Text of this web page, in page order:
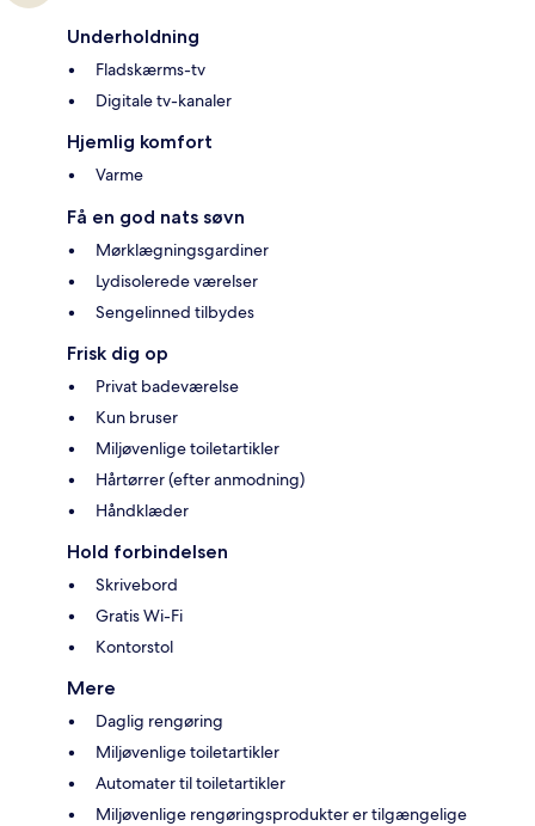
Underholdning
Fladskærms-tv
Digitale tv-kanaler
Hjemlig komfort
Varme
Få en god nats søvn
Mørklægningsgardiner
Lydisolerede værelser
Sengelinned tilbydes
Frisk dig op
Privat badeværelse
Kun bruser
Miljøvenlige toiletartikler
Hårtørrer (efter anmodning)
Håndklæder
Hold forbindelsen
Skrivebord
Gratis Wi-Fi
Kontorstol
Mere
Daglig rengøring
Miljøvenlige toiletartikler
Automater til toiletartikler
Miljøvenlige rengøringsprodukter er tilgængelige